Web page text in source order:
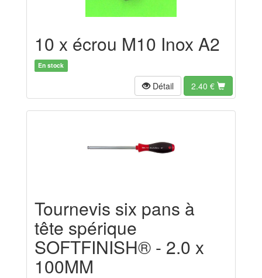
10 x écrou M10 Inox A2
En stock
Détail 2.40 €
Tournevis six pans à
tête spérique
SOFTFINISH® - 2.0 x
100MM